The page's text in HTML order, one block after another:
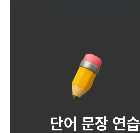
단어 문장 연습